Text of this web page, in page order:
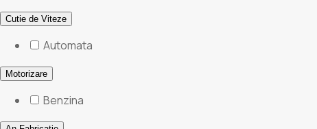
Cutie de Viteze
Automata
Motorizare
Benzina